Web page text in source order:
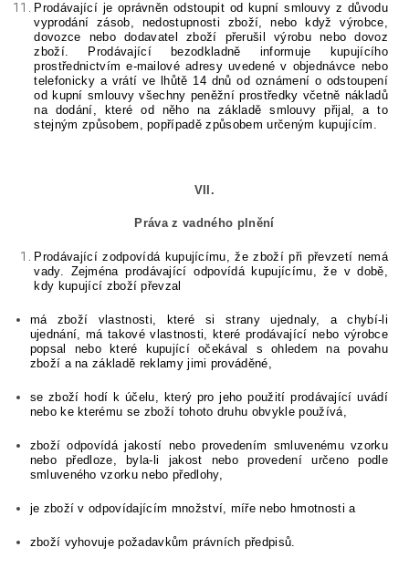
Prodávající je oprávněn odstoupit od kupní smlouvy z důvodu
vyprodání zásob, nedostupnosti zboží, nebo když výrobce,
dovozce nebo dodavatel zboží přerušil výrobu nebo dovoz
zboží. Prodávající bezodkladně informuje kupujícího
prostřednictvím e-mailové adresy uvedené v objednávce nebo
telefonicky a vrátí ve lhůtě 14 dnů od oznámení o odstoupení
od kupní smlouvy všechny peněžní prostředky včetně nákladů
na dodání, které od něho na základě smlouvy přijal, a to
stejným způsobem, popřípadě způsobem určeným kupujícím.
VII.
Práva z vadného plnění
Prodávající zodpovídá kupujícímu, že zboží při převzetí nemá
vady. Zejména prodávající odpovídá kupujícímu, že v době,
kdy kupující zboží převzal
má zboží vlastnosti, které si strany ujednaly, a chybí-li
ujednání, má takové vlastnosti, které prodávající nebo výrobce
popsal nebo které kupující očekával s ohledem na povahu
zboží a na základě reklamy jimi prováděné,
se zboží hodí k účelu, který pro jeho použití prodávající uvádí
nebo ke kterému se zboží tohoto druhu obvykle používá,
zboží odpovídá jakostí nebo provedením smluvenému vzorku
nebo předloze, byla-li jakost nebo provedení určeno podle
smluveného vzorku nebo předlohy,
je zboží v odpovídajícím množství, míře nebo hmotnosti a
zboží vyhovuje požadavkům právních předpisů.